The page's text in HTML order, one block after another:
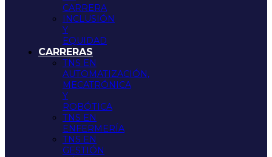
CARRERA
INCLUSIÓN
Y
EQUIDAD
CARRERAS
TNS EN
AUTOMATIZACIÓN,
MECATRÓNICA
Y
ROBÓTICA
TNS EN
ENFERMERÍA
TNS EN
GESTIÓN